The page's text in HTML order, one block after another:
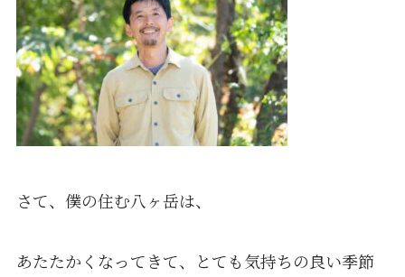
さて、僕の住む八ヶ岳は、
あたたかくなってきて、とても気持ちの良い季節